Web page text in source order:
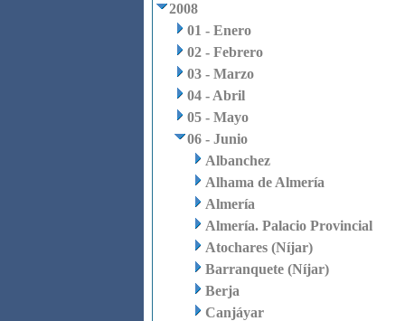
2008
01 - Enero
02 - Febrero
03 - Marzo
04 - Abril
05 - Mayo
06 - Junio
Albanchez
Alhama de Almería
Almería
Almería. Palacio Provincial
Atochares (Níjar)
Barranquete (Níjar)
Berja
Canjáyar